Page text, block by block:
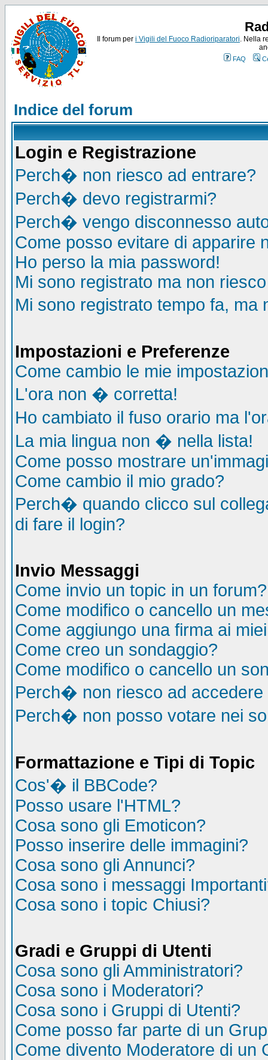
Il forum per i Vigili del Fuoco Radioriparatori. Nella
FAQ
Indice del forum
Login e Registrazione
Perch� non riesco ad entrare?
Perch� devo registrarmi?
Perch� vengo disconnesso
Come posso evitare di apparire
Ho perso la mia password!
Mi sono registrato ma non
Mi sono registrato tempo fa,
Impostazioni e Preferenze
Come cambio le mie
L'ora non � corretta!
Ho cambiato il fuso orario ma
La mia lingua non � nella lista!
Come posso mostrare
Come cambio il mio grado?
Perch� quando clicco sul
di fare il login?
Invio Messaggi
Come invio un topic in un forum?
Come modifico o cancello un
Come aggiungo una firma ai
Come creo un sondaggio?
Come modifico o cancello un
Perch� non riesco ad accedere
Perch� non posso votare nei
Formattazione e Tipi di Topic
Cos'� il BBCode?
Posso usare l'HTML?
Cosa sono gli Emoticon?
Posso inserire delle immagini?
Cosa sono gli Annunci?
Cosa sono i messaggi
Cosa sono i topic Chiusi?
Gradi e Gruppi di Utenti
Cosa sono gli Amministratori?
Cosa sono i Moderatori?
Cosa sono i Gruppi di Utenti?
Come posso far parte di un
Come divento Moderatore di un